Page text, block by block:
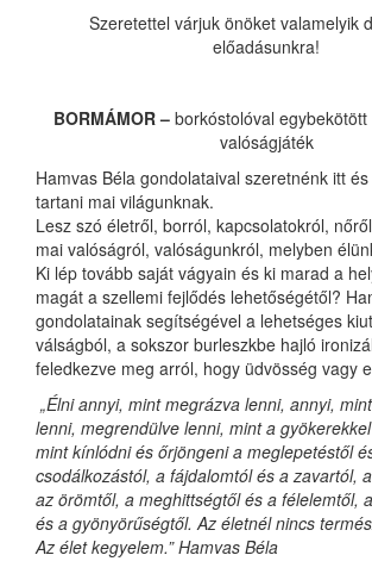
Szeretettel várjuk önöket valamelyik
előadásunkra!
BORMÁMOR– borkóstolóval
valóságjáték
Hamvas Béla gondolataival szeretnénk itt
tartani mai világunknak.
Lesz szó életről, borról, kapcsolatokról,
mai valóságról, valóságunkról, melyben
Ki lép tovább saját vágyain és ki marad a
magát a szellemi fejlődés lehetőségétől?
gondolatainak segítségével a lehetséges
válságból, a sokszor burleszkbe hajló
feledkezve meg arról, hogy üdvösség vagy
„Élni annyi, mint megrázva lenni, annyi,
lenni, megrendülve lenni, mint a
mint kínlódni és őrjöngeni a meglepetéstől
csodálkozástól, a fájdalomtól és a zavartól,
az örömtől, a meghittségtől és a félelemtől,
és a gyönyörűségtől. Az életnél nincs
Az élet kegyelem.”Hamvas Béla